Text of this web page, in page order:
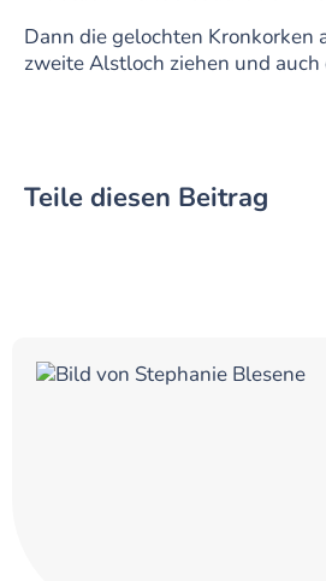
Dann die gelochten
zweite Alstloch ziehen und
Teile diesen Beitrag